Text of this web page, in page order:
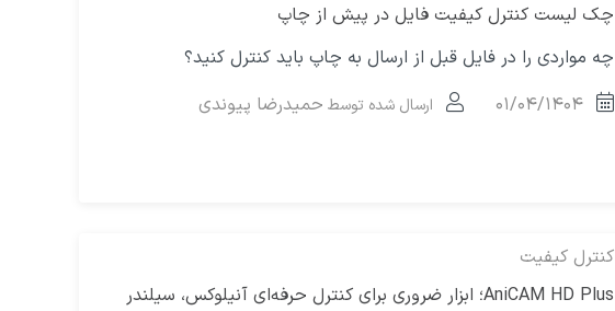
چک لیست کنترل کیفیت فایل در پیش از چاپ
چه مواردی را در فایل قبل از ارسال به چاپ باید کنترل کنید؟
۰۱/۰۴/۱۴۰۴
ارسال شده توسط حمیدرضا پیوندی
کنترل کیفیت
AniCAM HD Plus؛ ابزار ضروری برای کنترل حرفه‌ای آنیلوکس، سیلندر